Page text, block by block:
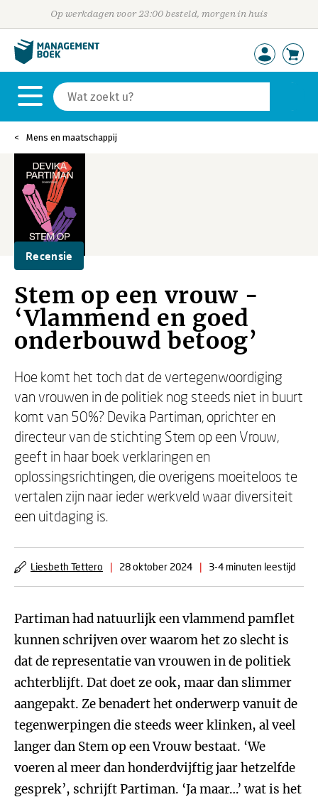
Op werkdagen voor 23:00 besteld, morgen in huis
Mens en maatschappij
Recensie
Stem op een vrouw -
‘Vlammend en goed
onderbouwd betoog’
Hoe komt het toch dat de vertegenwoordiging
van vrouwen in de politiek nog steeds niet in buurt
komt van 50%? Devika Partiman, oprichter en
directeur van de stichting Stem op een Vrouw,
geeft in haar boek verklaringen en
oplossingsrichtingen, die overigens moeiteloos te
vertalen zijn naar ieder werkveld waar diversiteit
een uitdaging is.
Liesbeth Tettero | 28 oktober 2024 | 3-4 minuten leestijd
Partiman had natuurlijk een vlammend pamflet
kunnen schrijven over waarom het zo slecht is
dat de representatie van vrouwen in de politiek
achterblijft. Dat doet ze ook, maar dan slimmer
aangepakt. Ze benadert het onderwerp vanuit de
tegenwerpingen die steeds weer klinken, al veel
langer dan Stem op een Vrouw bestaat. ‘We
voeren al meer dan honderdvijftig jaar hetzelfde
gesprek’, schrijft Partiman. ‘Ja maar…’ wat is het